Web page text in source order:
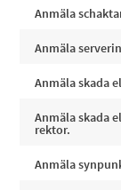
Anmäla
Anmäla
Anmäla skada
Anmäla skada
rektor.
Anmäla